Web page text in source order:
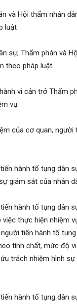
và Hội thẩm nhân
luật
sự, Thẩm phán và
theo pháp luật.
vi cản trở Thẩm
vụ.
của cơ quan, người
hành tố tụng dân
giám sát của nhân
hành tố tụng dân
thực hiện nhiệm
tiến hành tố
tính chất, mức độ
trách nhiệm hình
hành tố tụng dân